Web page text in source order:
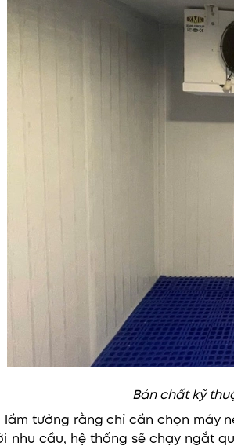
Bản chất kỹ
lầm tưởng rằng chỉ cần chọn máy
nhu cầu, hệ thống sẽ chạy ngắt